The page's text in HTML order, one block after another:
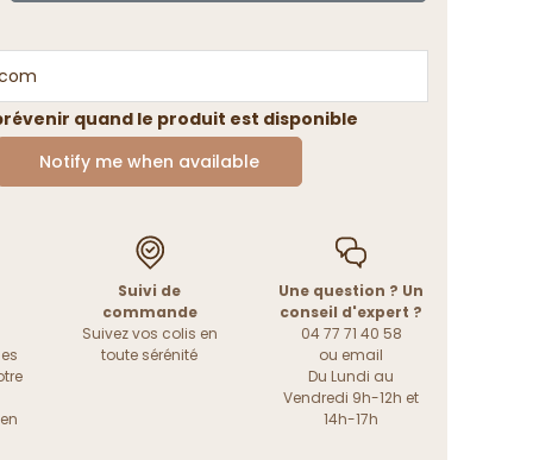
quand le produit est disponible
Notify me when available
Suivi de
commande
Suivez vos colis en
toute sérénité
Une question ? Un
conseil d'expert ?
04 77 71 40 58
ou email
Du Lundi au
Vendredi 9h-12h et
14h-17h